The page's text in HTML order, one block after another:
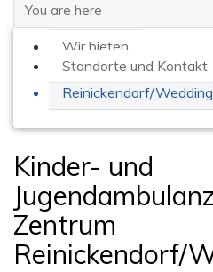
You are here
Wir bieten
Standorte und Kontakt
Reinickendorf/Wedding
Kinder- und
Zentrum
Reinickendorf/